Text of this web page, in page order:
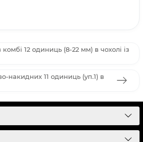
12 одиниць (8-22 мм) в чохолі із
накидних 11 одиниць (уп.1) в